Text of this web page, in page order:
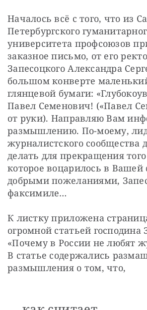
Началось всё с того, что из
Петербургского
университета профсоюзов
заказное письмо, от его
Запесоцкого Александра
большом конверте
глянцевой бумаги:
Павел Семенович! («Павел
от руки). Направляю Вам
размышлению. По-моему,
журналистского сообщества
делать для прекращения того
которое воцарилось в Вашей
добрыми пожеланиями,
факсимиле…
К листку приложена
огромной статьей господина
«Почему в России не любят
В статье содержались
размышления о том, что,